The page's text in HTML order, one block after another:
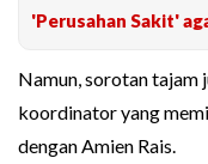
'Perusahan Sakit'
Namun, sorotan tajam
koordinator yang
dengan Amien Rais.